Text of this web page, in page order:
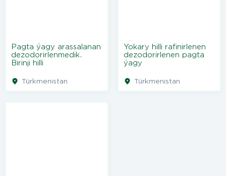
Pagta ýagy arassalanan
dezodorirlenmedik.
Birinji hilli
Türkmenistan
Ýokary hilli rafinirlenen
dezodorirlenen pagta
ýagy
Türkmenistan